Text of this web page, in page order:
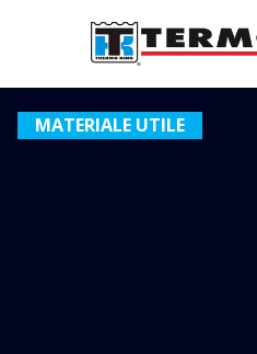
MATERIALE UTILE